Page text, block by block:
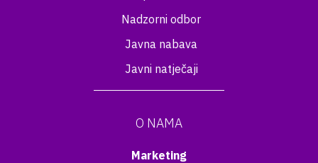
Nadzorni odbor
Javna nabava
Javni natječaji
O NAMA
Marketing